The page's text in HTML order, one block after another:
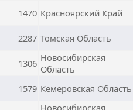
1470 Красноярский Край
2287 Томская Область
1306 Новосибирская
Область
1579 Кемеровская Область
Новосибирская